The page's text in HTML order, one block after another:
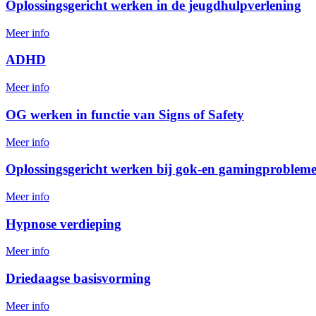
Oplossingsgericht werken in de jeugdhulpverlening
Meer info
ADHD
Meer info
OG werken in functie van Signs of Safety
Meer info
Oplossingsgericht werken bij gok-en
Meer info
Hypnose verdieping
Meer info
Driedaagse basisvorming
Meer info